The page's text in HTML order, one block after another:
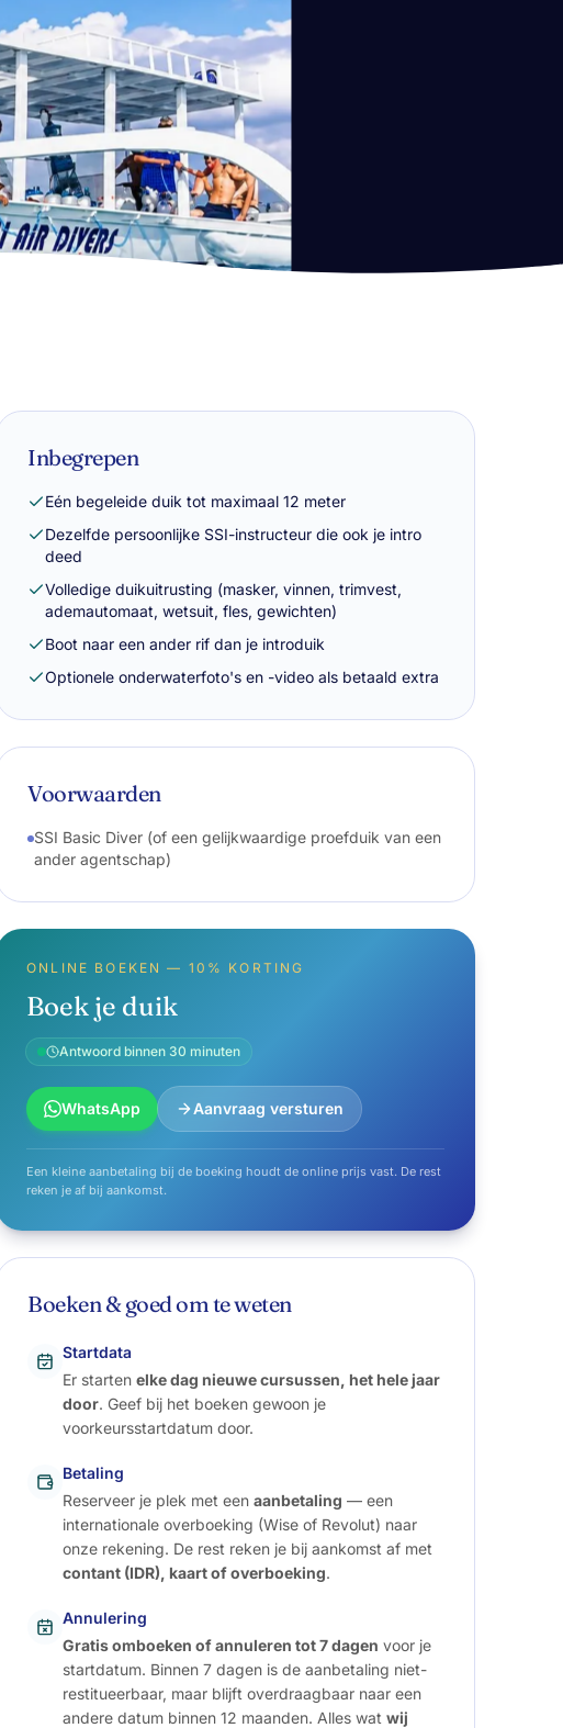
Inbegrepen
Eén begeleide duik tot maximaal 12 meter
Dezelfde persoonlijke SSI-instructeur die ook je intro
deed
Volledige duikuitrusting (masker, vinnen, trimvest,
ademautomaat, wetsuit, fles, gewichten)
Boot naar een ander rif dan je introduik
Optionele onderwaterfoto's en -video als betaald extra
Voorwaarden
SSI Basic Diver (of een gelijkwaardige proefduik van een
ander agentschap)
ONLINE BOEKEN — 10% KORTING
Boek je duik
Antwoord binnen 30 minuten
WhatsApp Aanvraag versturen
Een kleine aanbetaling bij de boeking houdt de online prijs vast. De rest
reken je af bij aankomst.
Boeken & goed om te weten
Startdata
Er startenelke dag nieuwe cursussen, het hele jaar
door. Geef bij het boeken gewoon je
voorkeursstartdatum door.
Betaling
Reserveer je plek met eenaanbetaling — een
internationale overboeking (Wise of Revolut) naar
onze rekening. De rest reken je bij aankomst af met
contant (IDR), kaart of overboeking.
Annulering
Gratis omboeken of annuleren tot 7 dagen voor je
startdatum. Binnen 7 dagen is de aanbetaling niet-
restitueerbaar, maar blijft overdraagbaar naar een
andere datum binnen 12 maanden. Alles watwij